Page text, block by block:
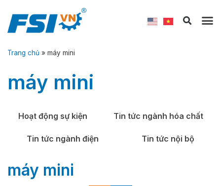
Trang chủ » máy mini
máy mini
Hoạt động sự kiện Tin tức ngành hóa chất
Tin tức ngành điện Tin tức nội bộ
máy mini